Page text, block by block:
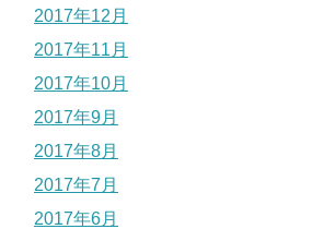
2017年12月
2017年11月
2017年10月
2017年9月
2017年8月
2017年7月
2017年6月